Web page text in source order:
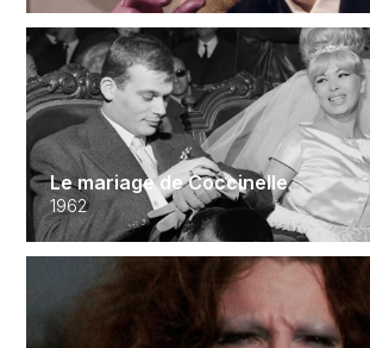
Le mariage de Coccinelle
1962